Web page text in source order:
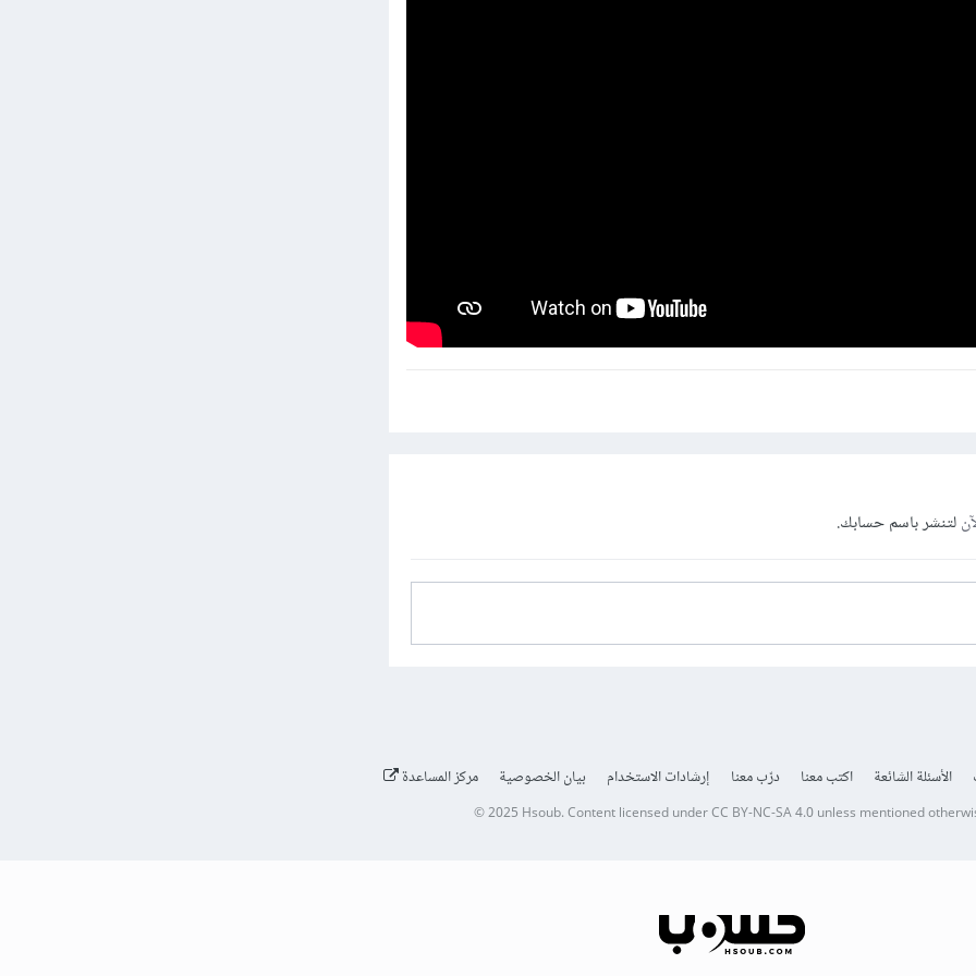
لتنشر باسم حسابك.
الأسئلة الشائعة اكتب معنا درّب معنا إرشادات الاستخدام بيان الخصوصية مركز المساعدة
© 2025 Hsoub.Content licensed underCC BY-NC-SA 4.0unless mentioned